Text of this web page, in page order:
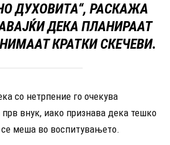
ДУХОВИТА“, РАСКАЖА
ДЕКА ПЛАНИРААТ
КРАТКИ СКЕЧЕВИ.
со нетрпение го очекува
прв внук, иако признава дека тешко
меша во воспитувањето.